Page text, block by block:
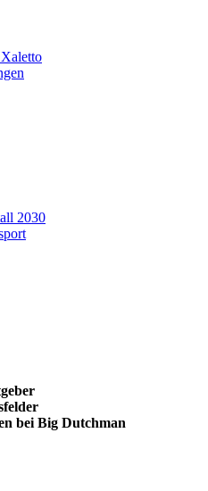
2030
bei Big Dutchman